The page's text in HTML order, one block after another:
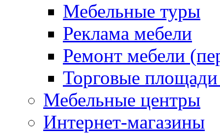
Мебельные туры
Реклама мебели
Ремонт мебели
Торговые
Мебельные центры
Интернет-магазины